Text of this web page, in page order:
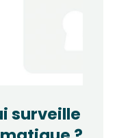
surveille